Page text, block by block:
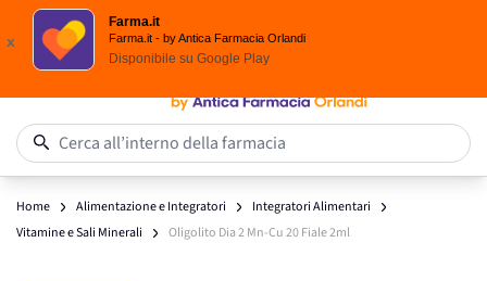
x
Farma.it
Farma.it - by Antica Farmacia Orlandi
Disponibile su Google Play
Salta al contenuto
Cerca all’interno della farmacia
Home Alimentazione e Integratori
Integratori Alimentari
Vitamine e Sali Minerali
Oligolito Dia 2 Mn-Cu 20 Fiale 2ml